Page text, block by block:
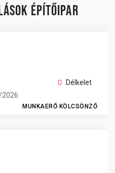
ÉPÍTŐIPAR
Délkelet
MUNKAERŐ KÖLCSÖNZŐ